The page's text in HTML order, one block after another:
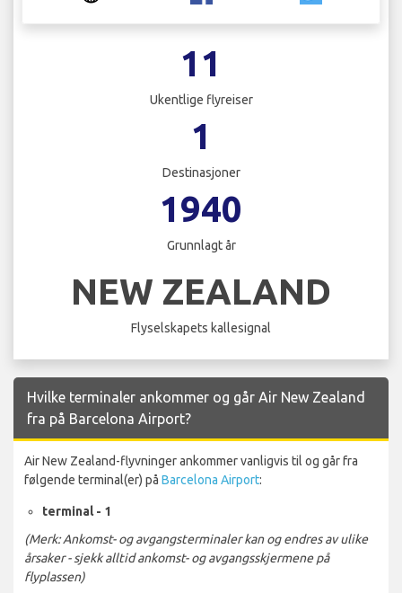
11
Ukentlige flyreiser
1
Destinasjoner
1940
Grunnlagt år
NEW ZEALAND
Flyselskapets kallesignal
Hvilke terminaler ankommer og går Air New Zealand
fra på Barcelona Airport?
Air New Zealand-flyvninger ankommer vanligvis til og går fra
følgende terminal(er) på Barcelona Airport:
terminal - 1
(Merk: Ankomst- og avgangsterminaler kan og endres av ulike
årsaker - sjekk alltid ankomst- og avgangsskjermene på
flyplassen)